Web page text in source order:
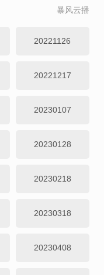
暴风云播
20221126
20221217
20230107
20230128
20230218
20230318
20230408